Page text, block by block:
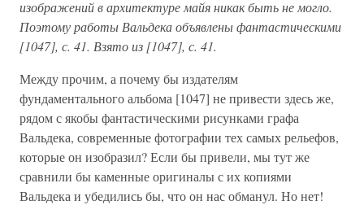
изображений в архитектуре майя никак быть не могло.
Поэтому работы Вальдека объявлены фантастическими
[1047], с. 41. Взято из [1047], с. 41.
Между прочим, а почему бы издателям
фундаментального альбома [1047] не привести здесь же,
рядом с якобы фантастическими рисунками графа
Вальдека, современные фотографии тех самых рельефов,
которые он изобразил? Если бы привели, мы тут же
сравнили бы каменные оригиналы с их копиями
Вальдека и убедились бы, что он нас обманул. Но нет!